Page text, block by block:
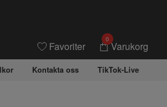
Favoriter
0
Varukorg
Kontakta oss TikTok-Live